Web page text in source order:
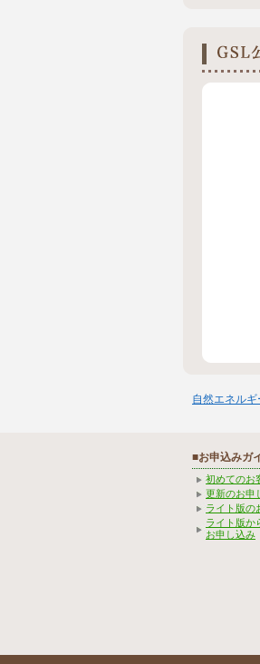
自然エネル
■お申込みガ
初めてのお
更新のお申
ライト版の
ライト版か
お申し込み